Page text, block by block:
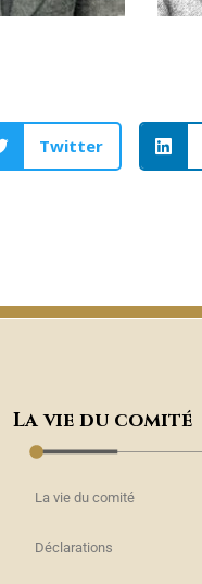
Twitter
La vie du comité
La vie du comité
Déclarations